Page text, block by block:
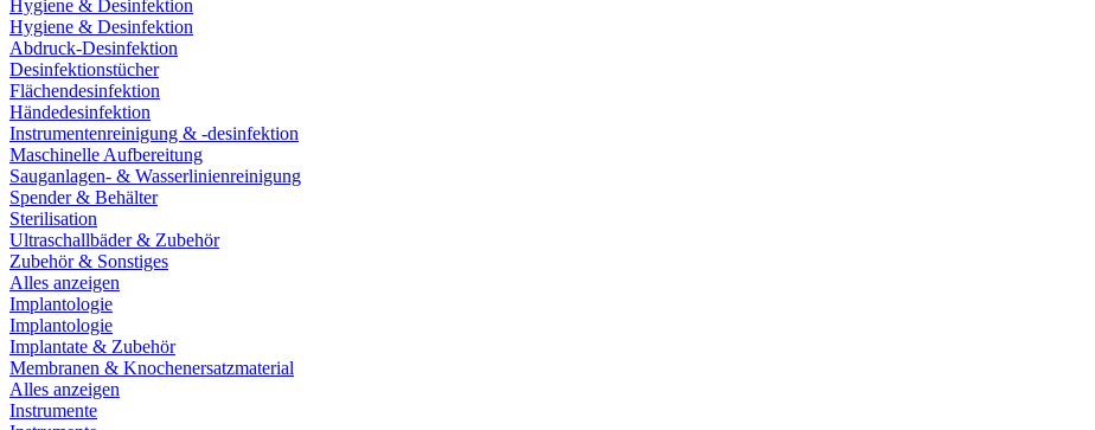
Hygiene & Desinfektion
Hygiene & Desinfektion
Abdruck-Desinfektion
Desinfektionstücher
Flächendesinfektion
Händedesinfektion
Instrumentenreinigung & -desinfektion
Maschinelle Aufbereitung
Sauganlagen- & Wasserlinienreinigung
Spender & Behälter
Sterilisation
Ultraschallbäder & Zubehör
Zubehör & Sonstiges
Alles anzeigen
Implantologie
Implantologie
Implantate & Zubehör
Membranen & Knochenersatzmaterial
Alles anzeigen
Instrumente